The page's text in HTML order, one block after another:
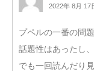
2022年 8月 17
プペルの一番の問
話題性はあったし
でも一回読んだり